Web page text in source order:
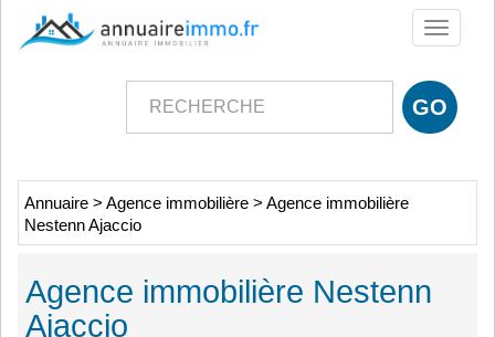
Toggle
Annuaire > Agence immobilière > Agence immobilière
Nestenn Ajaccio
Agence immobilière Nestenn
Ajaccio